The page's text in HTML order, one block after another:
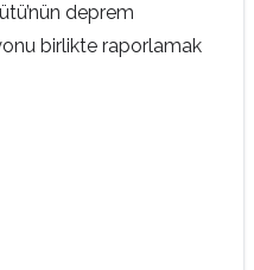
deprem
birlikte raporlamak